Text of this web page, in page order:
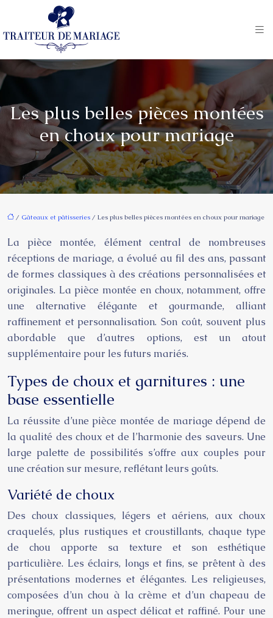
Les plus belles pièces montées
en choux pour mariage
/ Gâteaux et pâtisseries / Les plus belles pièces montées en choux pour mariage
La pièce montée, élément central de nombreuses
réceptions de mariage, a évolué au fil des ans, passant
de formes classiques à des créations personnalisées et
originales. La pièce montée en choux, notamment, offre
une alternative élégante et gourmande, alliant
raffinement et personnalisation. Son coût, souvent plus
abordable que d’autres options, est un atout
supplémentaire pour les futurs mariés.
Types de choux et garnitures : une
base essentielle
La réussite d’une pièce montée de mariage dépend de
la qualité des choux et de l’harmonie des saveurs. Une
large palette de possibilités s’offre aux couples pour
une création sur mesure, reflétant leurs goûts.
Variété de choux
Des choux classiques, légers et aériens, aux choux
craquelés, plus rustiques et croustillants, chaque type
de chou apporte sa texture et son esthétique
particulière. Les éclairs, longs et fins, se prêtent à des
présentations modernes et élégantes. Les religieuses,
composées d’un chou à la crème et d’un chapeau de
meringue, offrent un aspect délicat et raffiné. Pour une